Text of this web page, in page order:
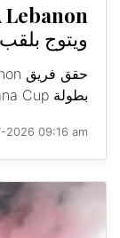
ويتوج بلقب Dana Cup العالمية
بطولة Dana Cup العالمية في الدنمارك لفئة...
2026 09:16 am